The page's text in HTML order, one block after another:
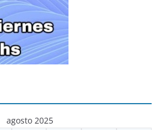
agosto 2025